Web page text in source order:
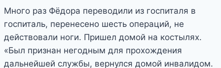
Много раз Фёдора переводили из госпиталя в
госпиталь, перенесено шесть операций, не
действовали ноги. Пришел домой на костылях.
«Был признан негодным для прохождения
дальнейшей службы, вернулся домой инвалидом.